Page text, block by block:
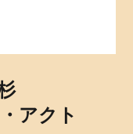
アクト